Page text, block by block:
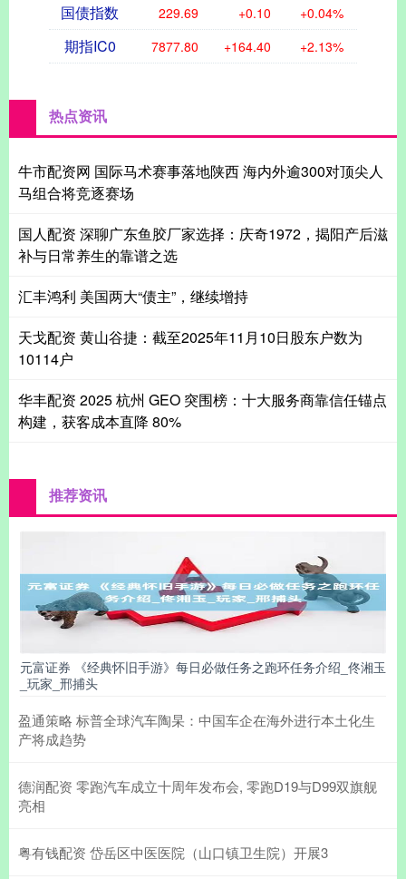
国债指数 229.69 +0.10 +0.04%
期指IC0 7877.80 +164.40 +2.13%
热点资讯
牛市配资网 国际马术赛事落地陕西 海内外逾300对顶尖人
马组合将竞逐赛场
国人配资 深聊广东鱼胶厂家选择：庆奇1972，揭阳产后滋
补与日常养生的靠谱之选
汇丰鸿利 美国两大“债主”，继续增持
天戈配资 黄山谷捷：截至2025年11月10日股东户数为
10114户
华丰配资 2025 杭州 GEO 突围榜：十大服务商靠信任锚点
构建，获客成本直降 80%
推荐资讯
元富证券 《经典怀旧手游》每日必做任务之跑环任务介绍_佟湘玉
_玩家_邢捕头
盈通策略 标普全球汽车陶杲：中国车企在海外进行本土化生
产将成趋势
德润配资 零跑汽车成立十周年发布会, 零跑D19与D99双旗舰
亮相
粤有钱配资 岱岳区中医医院（山口镇卫生院）开展3